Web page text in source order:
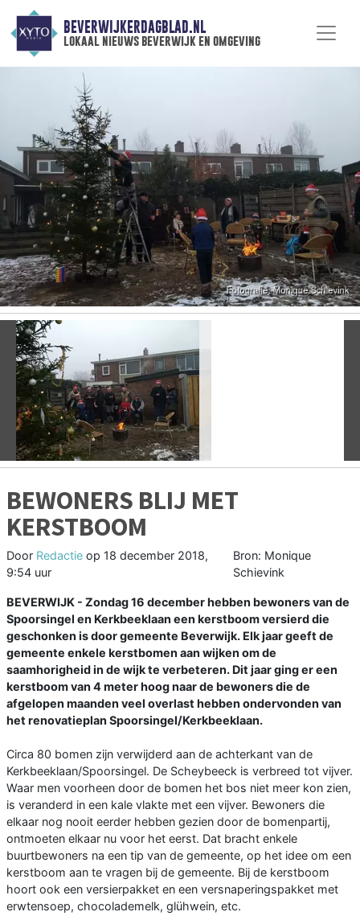
BEVERWIJKERDAGBLAD.NL
lokaal nieuws beverwijk en omgeving
Vorige
BEWONERS BLIJ MET
KERSTBOOM
Door Redactie op 18 december 2018,
9:54 uur
Bron: Monique
Schievink
BEVERWIJK - Zondag 16 december hebben bewoners van de
Spoorsingel en Kerkbeeklaan een kerstboom versierd die
geschonken is door gemeente Beverwijk. Elk jaar geeft de
gemeente enkele kerstbomen aan wijken om de
saamhorigheid in de wijk te verbeteren. Dit jaar ging er een
kerstboom van 4 meter hoog naar de bewoners die de
afgelopen maanden veel overlast hebben ondervonden van
het renovatieplan Spoorsingel/Kerkbeeklaan.
Circa 80 bomen zijn verwijderd aan de achterkant van de
Kerkbeeklaan/Spoorsingel. De Scheybeeck is verbreed tot vijver.
Waar men voorheen door de bomen het bos niet meer kon zien,
is veranderd in een kale vlakte met een vijver. Bewoners die
elkaar nog nooit eerder hebben gezien door de bomenpartij,
ontmoeten elkaar nu voor het eerst. Dat bracht enkele
buurtbewoners na een tip van de gemeente, op het idee om een
kerstboom aan te vragen bij de gemeente. Bij de kerstboom
hoort ook een versierpakket en een versnaperingspakket met
erwtensoep, chocolademelk, glühwein, etc.